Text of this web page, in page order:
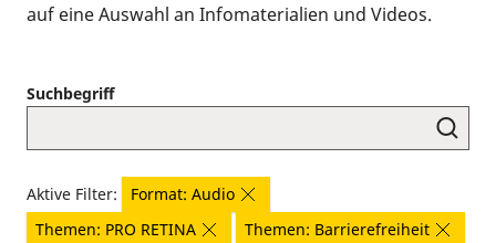
auf eine Auswahl an Infomaterialien und Videos.
Suchbegriff
Aktive Filter:
Format: Audio
Themen: PRO RETINA
Themen: Barrierefreiheit